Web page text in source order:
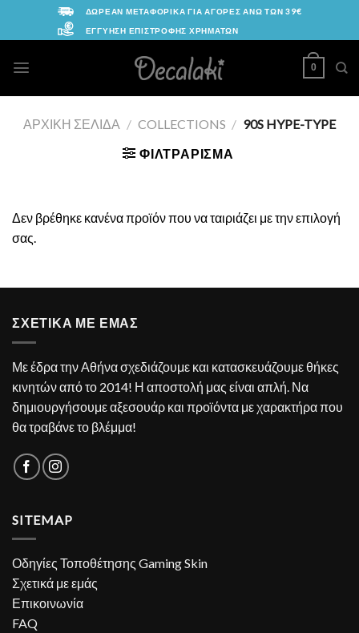
ΔΩΡΕΑΝ ΜΕΤΑΦΟΡΙΚΑ ΓΙΑ ΑΓΟΡΕΣ ΑΝΩ ΤΩΝ 39€
ΕΓΓΥΗΣΗ ΕΠΙΣΤΡΟΦΗΣ ΧΡΗΜΑΤΩΝ
0
ΑΡΧΙΚΉ ΣΕΛΊΔΑ / COLLECTIONS / 90S HYPE-TYPE
ΦΙΛΤΡΆΡΙΣΜΑ
Δεν βρέθηκε κανένα προϊόν που να ταιριάζει με την επιλογή
σας.
ΣΧΕΤΙΚΑ ΜΕ ΕΜΑΣ
Με έδρα την Αθήνα σχεδιάζουμε και κατασκευάζουμε θήκες
κινητών από το 2014! Η αποστολή μας είναι απλή. Να
δημιουργήσουμε αξεσουάρ και προϊόντα με χαρακτήρα που
θα τραβάνε το βλέμμα!
SITEMAP
Οδηγίες Τοποθέτησης Gaming Skin
Σχετικά με εμάς
Επικοινωνία
FAQ